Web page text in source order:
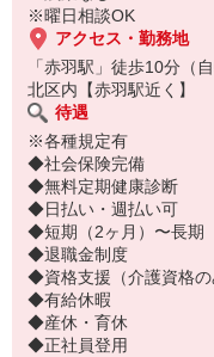
※曜日相談OK
アクセス・勤務地
「赤羽駅」徒歩10分（
北区内【赤羽駅近く】
待遇
※各種規定有
◆社会保険完備
◆無料定期健康診断
◆日払い・週払い可
◆短期（2ヶ月）〜長期
◆退職金制度
◆資格支援（介護資格の
◆有給休暇
◆産休・育休
◆正社員登用